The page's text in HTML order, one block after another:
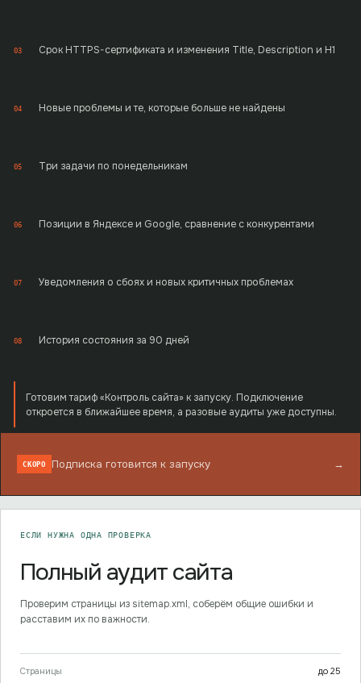
03 Срок HTTPS-сертификата и изменения Title, Description и H1
04 Новые проблемы и те, которые больше не найдены
05 Три задачи по понедельникам
06 Позиции в Яндексе и Google, сравнение с конкурентами
07 Уведомления о сбоях и новых критичных проблемах
08 История состояния за 90 дней
Готовим тариф «Контроль сайта» к запуску. Подключение
откроется в ближайшее время, а разовые аудиты уже доступны.
СКОРО Подписка готовится к запуску →
ЕСЛИ НУЖНА ОДНА ПРОВЕРКА
Полный аудит сайта
Проверим страницы из sitemap.xml, соберём общие ошибки и
расставим их по важности.
Страницы до 25